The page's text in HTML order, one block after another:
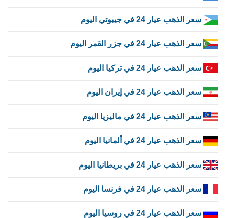
سعر الذهب عيار 24 في جيبوتي اليوم
سعر الذهب عيار 24 في جزر القمر اليوم
سعر الذهب عيار 24 في تركيا اليوم
سعر الذهب عيار 24 في إيران اليوم
سعر الذهب عيار 24 في ماليزيا اليوم
سعر الذهب عيار 24 في ألمانيا اليوم
سعر الذهب عيار 24 في بريطانيا اليوم
سعر الذهب عيار 24 في فرنسا اليوم
سعر الذهب عيار 24 في روسيا اليوم